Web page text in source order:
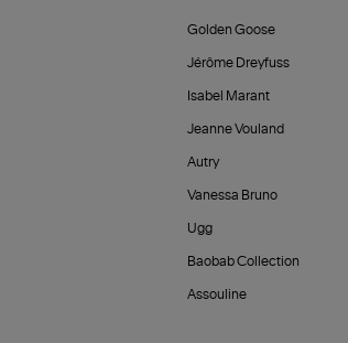
Golden Goose
Jérôme Dreyfuss
Isabel Marant
Jeanne Vouland
Autry
Vanessa Bruno
Ugg
Baobab Collection
Assouline